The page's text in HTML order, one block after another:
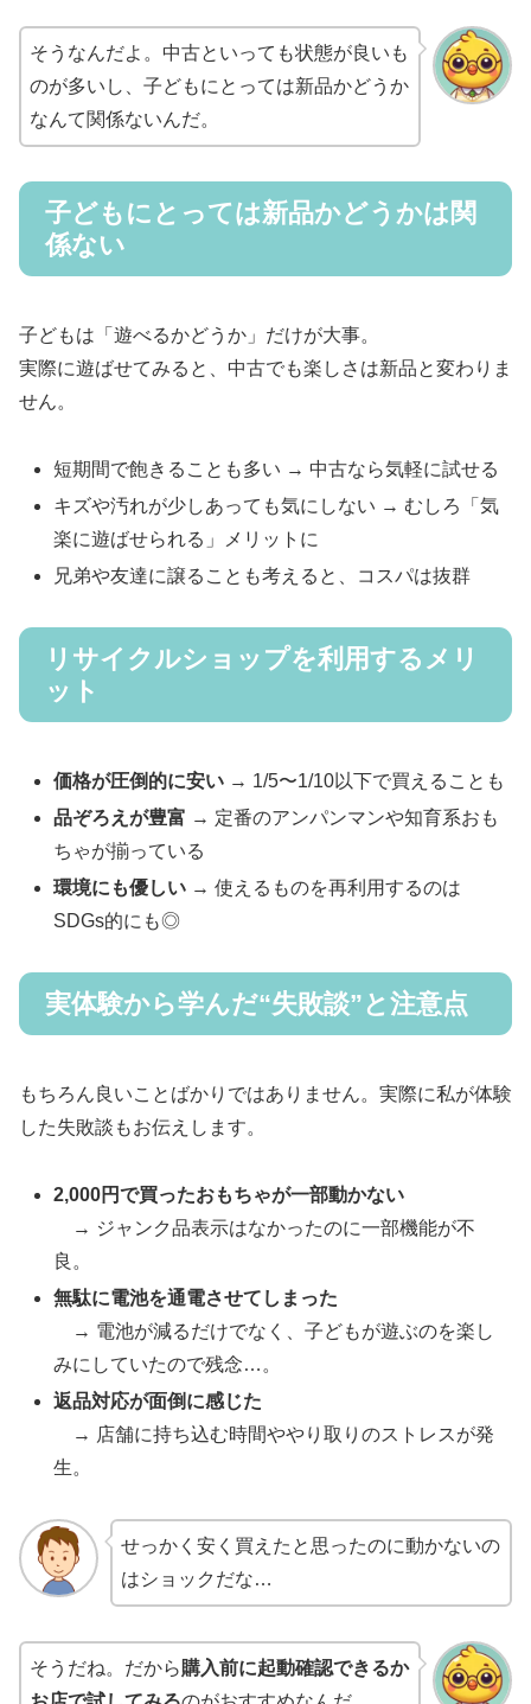
そうなんだよ。中古といっても状態が良いも
のが多いし、子どもにとっては新品かどうか
なんて関係ないんだ。
子どもにとっては新品かどうかは関
係ない
子どもは「遊べるかどうか」だけが大事。
実際に遊ばせてみると、中古でも楽しさは新品と変わりま
せん。
短期間で飽きることも多い → 中古なら気軽に試せる
キズや汚れが少しあっても気にしない → むしろ「気
楽に遊ばせられる」メリットに
兄弟や友達に譲ることも考えると、コスパは抜群
リサイクルショップを利用するメリ
ット
価格が圧倒的に安い → 1/5〜1/10以下で買えることも
品ぞろえが豊富 → 定番のアンパンマンや知育系おも
ちゃが揃っている
環境にも優しい → 使えるものを再利用するのは
SDGs的にも◎
実体験から学んだ“失敗談”と注意点
もちろん良いことばかりではありません。実際に私が体験
した失敗談もお伝えします。
2,000円で買ったおもちゃが一部動かない
→ ジャンク品表示はなかったのに一部機能が不
良。
無駄に電池を通電させてしまった
→ 電池が減るだけでなく、子どもが遊ぶのを楽し
みにしていたので残念…。
返品対応が面倒に感じた
→ 店舗に持ち込む時間ややり取りのストレスが発
生。
せっかく安く買えたと思ったのに動かないの
はショックだな…
そうだね。だから購入前に起動確認できるか